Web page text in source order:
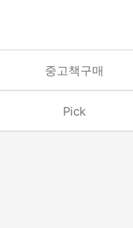
중고책구매
Pick